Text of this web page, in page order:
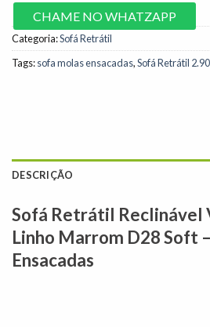
CHAME NO WHATZAPP
Categoria:Sofá Retrátil
Tags:sofa molas ensacadas,Sofá Retrátil
DESCRIÇÃO
Sofá Retrátil Reclinável
Linho Marrom D28 Soft
Ensacadas